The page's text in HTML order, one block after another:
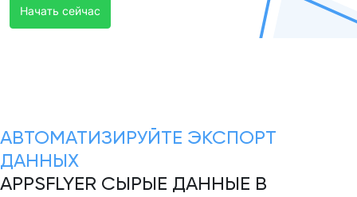
Начать сейчас
АВТОМАТИЗИРУЙТЕ ЭКСПОРТ
ДАННЫХ
APPSFLYER СЫРЫЕ ДАННЫЕ В